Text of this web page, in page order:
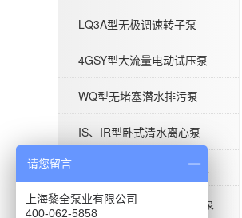
G型不锈钢螺杆泵-污泥螺杆泵
LQ3A型无极调速转子泵
4GSY型大流量电动试压泵
WQ型无堵塞潜水排污泵
IS、IR型卧式清水离心泵
ISG型单级立式管道离心泵
BAW-S型食品级卫生离心泵
请您留言
上海黎全泵业有限公司
400-062-5858